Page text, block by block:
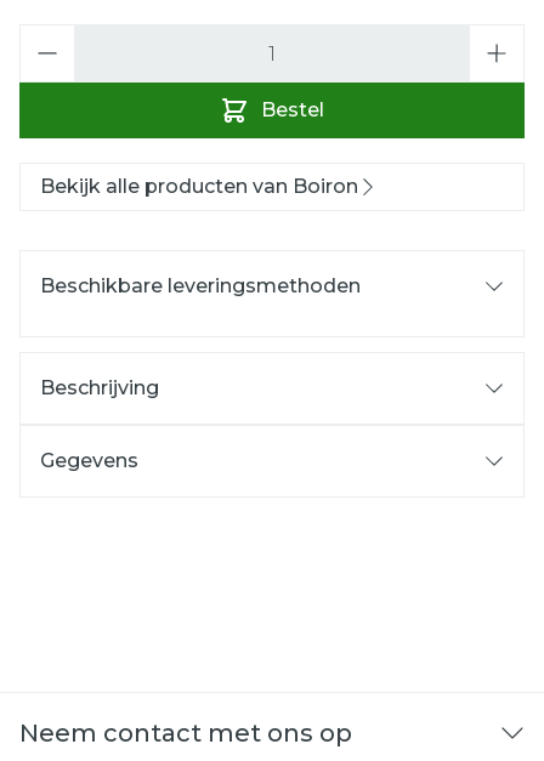
Bestel
Bekijk alle producten van Boiron
Beschikbare leveringsmethoden
Beschrijving
Gegevens
Neem contact met ons op